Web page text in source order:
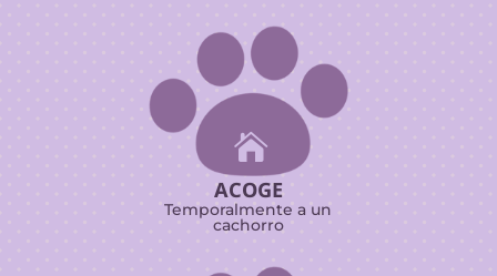

ACOGE
Temporalmente a un
cachorro